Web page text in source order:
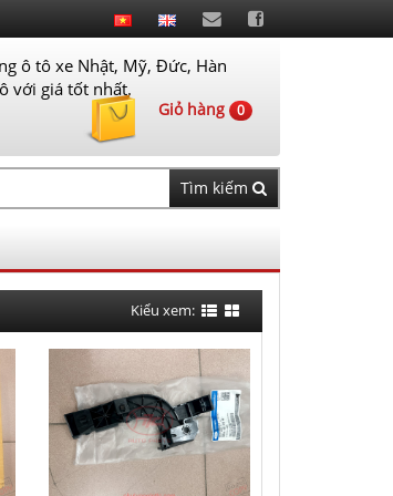
ô tô xe Nhật, Mỹ, Đức, Hàn
với giá tốt nhất.
Giỏ hàng 0
Tìm kiếm
Kiểu xem: